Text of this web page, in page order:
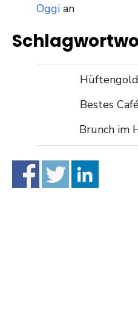
Oggi an
Bestes
Brunch im